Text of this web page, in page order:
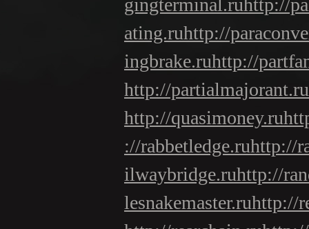
gingterminal.ruhttp://
ating.ruhttp://
ingbrake.ruhttp://
http://partialmajorant.ru
http://quasimoney.ru
://rabbetledge.ruhttp://
ilwaybridge.ruhttp://
lesnakemaster.ruhttp://